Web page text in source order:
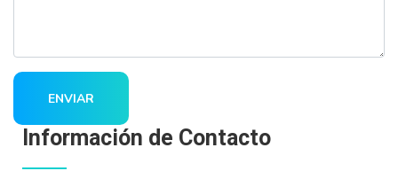
ENVIAR
Información de Contacto